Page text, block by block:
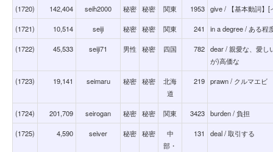
(1720) 142,404 seih2000 秘密 秘密 関東 1953 give / 【基本動詞】[
(1721) 10,514 seiji 秘密 秘密 関東 241 in a degree / ある程
(1722) 45,533 seiji71 男性 秘密 四国 782 dear / 親愛な、愛し
が)高価な
(1723) 19,141 seimaru 秘密 秘密
北海
道
219 prawn / クルマエビ
(1724) 201,709 seirogan 秘密 秘密 関東 3423 burden / 負担
(1725) 4,590 seiver 秘密 秘密
中
部・
131 deal / 取引する